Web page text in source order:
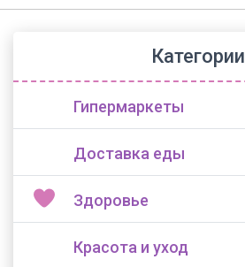
Категории
Гипермаркеты
Доставка еды
Здоровье
Красота и уход